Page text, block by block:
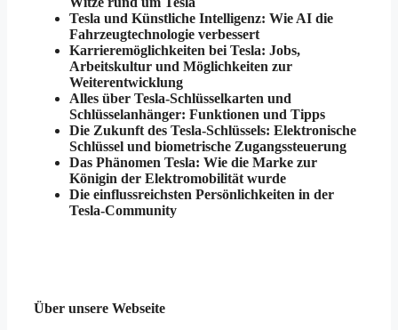
Tesla und Künstliche Intelligenz: Wie AI die
Fahrzeugtechnologie verbessert
Karrieremöglichkeiten bei Tesla: Jobs,
Arbeitskultur und Möglichkeiten zur
Weiterentwicklung
Alles über Tesla-Schlüsselkarten und
Schlüsselanhänger: Funktionen und Tipps
Die Zukunft des Tesla-Schlüssels: Elektronische
Schlüssel und biometrische Zugangssteuerung
Das Phänomen Tesla: Wie die Marke zur
Königin der Elektromobilität wurde
Die einflussreichsten Persönlichkeiten in der
Tesla-Community
Über unsere Webseite